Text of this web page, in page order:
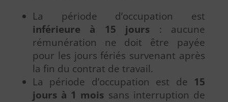
La période d’occupation est
inférieure à 15 jours : aucune
rémunération ne doit être payée
pour les jours fériés survenant après
la fin du contrat de travail.
La période d’occupation est de 15
jours à 1 mois sans interruption de